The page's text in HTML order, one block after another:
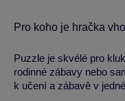
Pro koho je hračka
Puzzle je skvélé pro
rodinné zábavy nebo
k učení a zábavě v